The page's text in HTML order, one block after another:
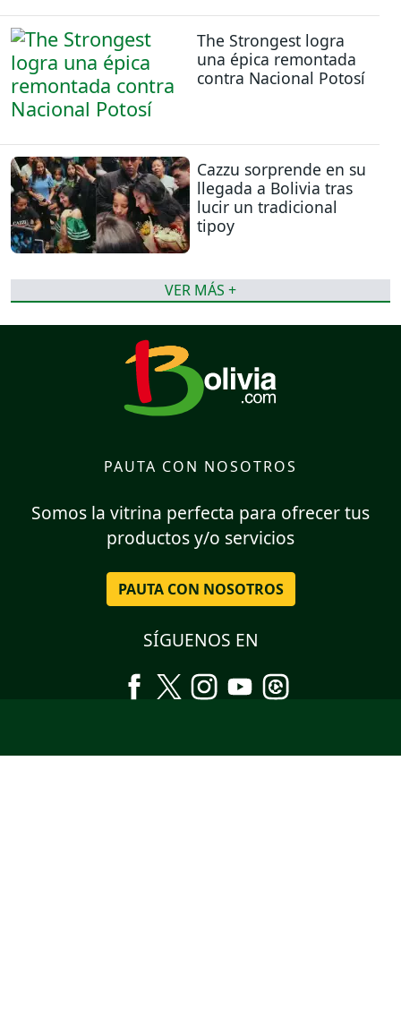
The Strongest logra
una épica remontada
contra Nacional Potosí
Cazzu sorprende en su
llegada a Bolivia tras
lucir un tradicional
tipoy
VER MÁS +
PAUTA CON NOSOTROS
Somos la vitrina perfecta para ofrecer tus
productos y/o servicios
PAUTA CON NOSOTROS
SÍGUENOS EN